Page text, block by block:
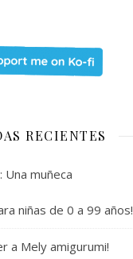
RECIENTES
Una muñeca
niñas de 0 a 99 años!
a Mely amigurumi!